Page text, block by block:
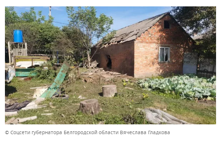
© Соцсети губернатора Белгородской области Вячеслава Гладкова